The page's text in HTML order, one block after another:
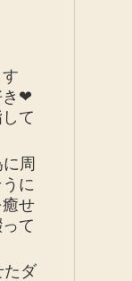
き❤
て
周
に
せ
て
たダ